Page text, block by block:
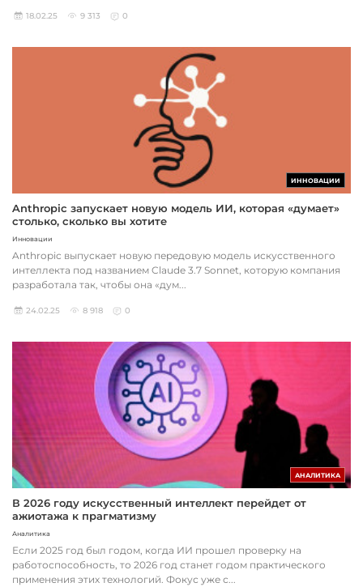
18.02.25 9 313 0
ИННОВАЦИИ
Anthropic запускает новую модель ИИ, которая «думает»
столько, сколько вы хотите
Инновации
Anthropic выпускает новую передовую модель искусственного
интеллекта под названием Claude 3.7 Sonnet, которую компания
разработала так, чтобы она «дум...
24.02.25 8 918 0
АНАЛИТИКА
В 2026 году искусственный интеллект перейдет от
ажиотажа к прагматизму
Аналитика
Если 2025 год был годом, когда ИИ прошел проверку на
работоспособность, то 2026 год станет годом практического
применения этих технологий. Фокус уже с...